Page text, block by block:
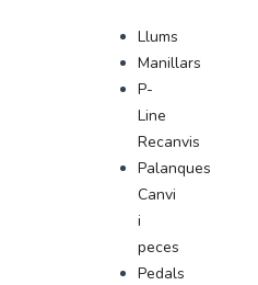
Llums
Manillars
P-
Line
Recanvis
Palanques
Canvi
i
peces
Pedals